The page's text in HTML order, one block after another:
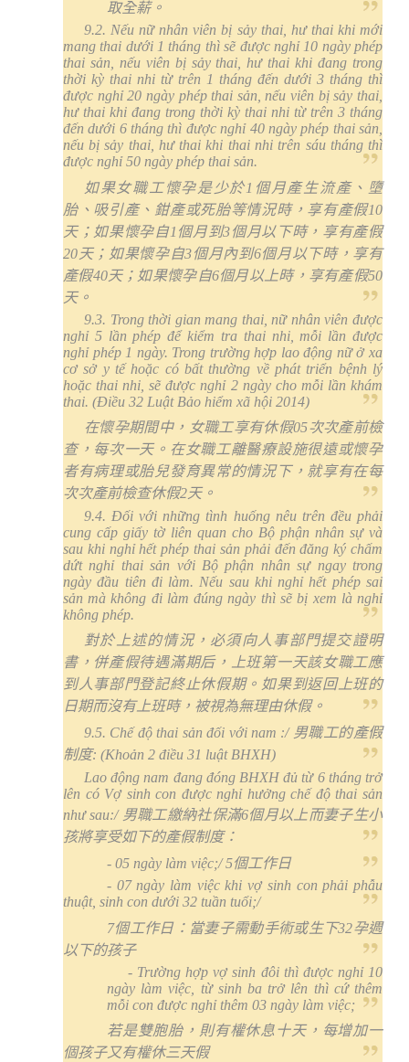
取全薪。
9.2. Nếu nữ nhân viên bị sảy thai, hư thai khi mới
mang thai dưới 1 tháng thì sẽ được nghỉ 10 ngày phép
thai sản, nếu viên bị sảy thai, hư thai khi đang trong
thời kỳ thai nhi từ trên 1 tháng đến dưới 3 tháng thì
được nghỉ 20 ngày phép thai sản, nếu viên bị sảy thai,
hư thai khi đang trong thời kỳ thai nhi từ trên 3 tháng
đến dưới 6 tháng thì được nghỉ 40 ngày phép thai sản,
nếu bị sảy thai, hư thai khi thai nhi trên sáu tháng thì
được nghỉ 50 ngày phép thai sản.
如果女職工懷孕是少於1 個月產生流產、墮
胎、吸引產、鉗產或死胎等情況時，享有產假10
天；如果懷孕自1 個月到3個月以下時，享有產假
20天；如果懷孕自3個月內到6個月以下時，享有
產假40天；如果懷孕自6個月以上時，享有產假50
天。
9.3. Trong thời gian mang thai, nữ nhân viên được
nghỉ 5 lần phép để kiểm tra thai nhi, mỗi lần được
nghỉ phép 1 ngày. Trong trường hợp lao động nữ ở xa
cơ sở y tế hoặc có bất thường về phát triển bệnh lý
hoặc thai nhi, sẽ được nghỉ 2 ngày cho mỗi lần khám
thai. (Điều 32 Luật Bảo hiểm xã hội 2014)
在懷孕期間中，女職工享有休假05次次產前檢
查，每次一天。在女職工離醫療設施很遠或懷孕
者有病理或胎兒發育異常的情況下，就享有在每
次次產前檢查休假2天。
9.4. Đối với những tình huống nêu trên đều phải
cung cấp giấy tờ liên quan cho Bộ phận nhân sự và
sau khi nghỉ hết phép thai sản phải đến đăng ký chấm
dứt nghỉ thai sản với Bộ phận nhân sự ngay trong
ngày đầu tiên đi làm. Nếu sau khi nghỉ hết phép sai
sản mà không đi làm đúng ngày thì sẽ bị xem là nghỉ
không phép.
對於上述的情況，必須向人事部門提交證明
書，併產假待遇滿期后，上班第一天該女職工應
到人事部門登記終止休假期。如果到返回上班的
日期而沒有上班時，被視為無理由休假。
9.5. Chế độ thai sản đối với nam :/ 男職工的產假
制度: (Khoản 2 điều 31 luật BHXH)
Lao động nam đang đóng BHXH đủ từ 6 tháng trở
lên có Vợ sinh con được nghỉ hưởng chế độ thai sản
như sau:/ 男職工繳納社保滿6個月以上而妻子生小
孩將享受如下的產假制度：
- 05 ngày làm việc;/5個工作日
- 07 ngày làm việc khi vợ sinh con phải phẫu
thuật, sinh con dưới 32 tuần tuổi;/
7個工作日：當妻子需動手術或生下32孕週
以下的孩子
- Trường hợp vợ sinh đôi thì được nghỉ 10
ngày làm việc, từ sinh ba trở lên thì cứ thêm
mỗi con được nghỉ thêm 03 ngày làm việc;
若是雙胞胎，則有權休息十天，每增加一
個孩子又有權休三天假